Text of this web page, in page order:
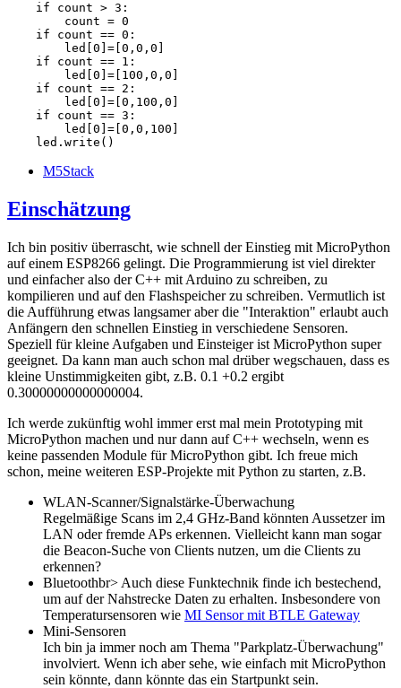
    if count > 3:
        count = 0
    if count == 0:
        led[0]=[0,0,0]
    if count == 1:
        led[0]=[100,0,0]
    if count == 2:
        led[0]=[0,100,0]
    if count == 3:
        led[0]=[0,0,100]
    led.write()
M5Stack
Einschätzung
Ich bin positiv überrascht, wie schnell der Einstieg mit MicroPython
auf einem ESP8266 gelingt. Die Programmierung ist viel direkter
und einfacher also der C++ mit Arduino zu schreiben, zu
kompilieren und auf den Flashspeicher zu schreiben. Vermutlich ist
die Aufführung etwas langsamer aber die "Interaktion" erlaubt auch
Anfängern den schnellen Einstieg in verschiedene Sensoren.
Speziell für kleine Aufgaben und Einsteiger ist MicroPython super
geeignet. Da kann man auch schon mal drüber wegschauen, dass es
kleine Unstimmigkeiten gibt, z.B. 0.1 +0.2 ergibt
0.30000000000000004.
Ich werde zukünftig wohl immer erst mal mein Prototyping mit
MicroPython machen und nur dann auf C++ wechseln, wenn es
keine passenden Module für MicroPython gibt. Ich freue mich
schon, meine weiteren ESP-Projekte mit Python zu starten, z.B.
WLAN-Scanner/Signalstärke-Überwachung
Regelmäßige Scans im 2,4 GHz-Band könnten Aussetzer im
LAN oder fremde APs erkennen. Vielleicht kann man sogar
die Beacon-Suche von Clients nutzen, um die Clients zu
erkennen?
Bluetoothbr> Auch diese Funktechnik finde ich bestechend,
um auf der Nahstrecke Daten zu erhalten. Insbesondere von
Temperatursensoren wie MI Sensor mit BTLE Gateway
Mini-Sensoren
Ich bin ja immer noch am Thema "Parkplatz-Überwachung"
involviert. Wenn ich aber sehe, wie einfach mit MicroPython
sein könnte, dann könnte das ein Startpunkt sein.